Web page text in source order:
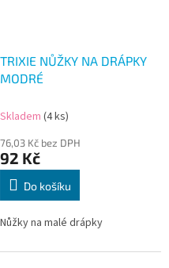
TRIXIE NŮŽKY NA DRÁPKY
MODRÉ
Skladem (4 ks)
76,03 Kč bez DPH
92 Kč
Do košíku
Nůžky na malé drápky